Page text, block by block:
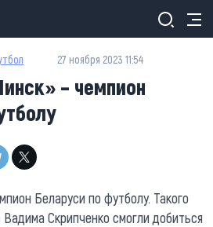
27 ноября 2023 11:54
– чемпион
Беларуси по футболу. Такого
Скрипченко смогли добиться